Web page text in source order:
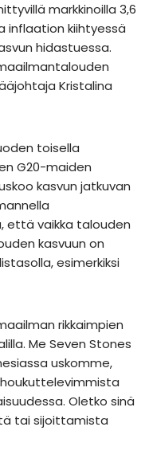
markkinoilla 3,6
inflaation kiihtyessä
hidastuessa.
Kristalina
toisella
G20-maiden
kasvun jatkuvan
että vaikka talouden
kasvuun on
esimerkiksi
rikkaimpien
Me Seven Stones
uskomme,
Oletko sinä
tai sijoittamista